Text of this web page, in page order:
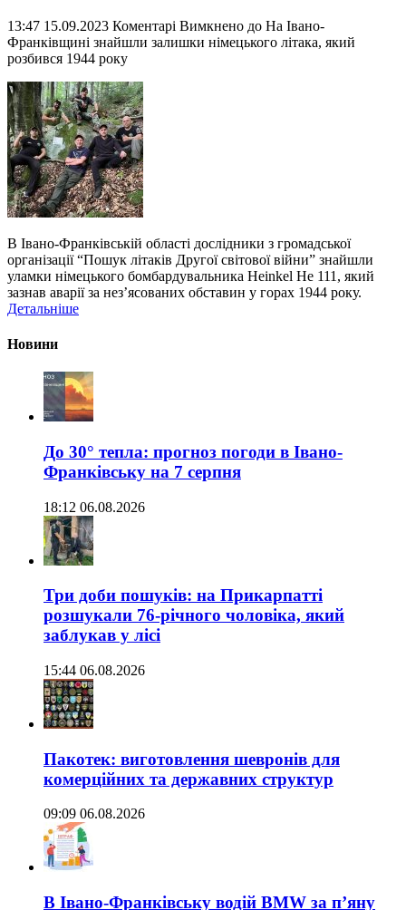
13:47 15.09.2023 Коментарі Вимкнено до На Івано-
Франківщині знайшли залишки німецького літака, який
розбився 1944 року
В Івано-Франківській області дослідники з громадської
організації “Пошук літаків Другої світової війни” знайшли
уламки німецького бомбардувальника Heinkel He 111, який
зазнав аварії за нез’ясованих обставин у горах 1944 року.
Детальніше
Новини
До 30° тепла: прогноз погоди в Івано-
Франківську на 7 серпня
18:12 06.08.2026
Три доби пошуків: на Прикарпатті
розшукали 76-річного чоловіка, який
заблукав у лісі
15:44 06.08.2026
Пакотек: виготовлення шевронів для
комерційних та державних структур
09:09 06.08.2026
В Івано-Франківську водій BMW за п’яну